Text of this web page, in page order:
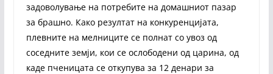
задоволување на потребите на домашниот пазар
за брашно. Како резултат на конкуренцијата,
плевните на мелниците се полнат со увоз од
соседните земји, кои се ослободени од царина, од
каде пченицата се откупува за 12 денари за